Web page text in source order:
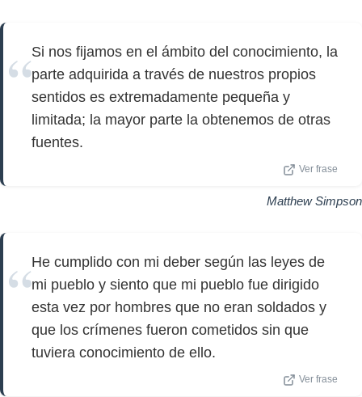
Si nos fijamos en el ámbito del conocimiento, la
parte adquirida a través de nuestros propios
sentidos es extremadamente pequeña y
limitada; la mayor parte la obtenemos de otras
fuentes.
Ver frase
Matthew Simpson
He cumplido con mi deber según las leyes de
mi pueblo y siento que mi pueblo fue dirigido
esta vez por hombres que no eran soldados y
que los crímenes fueron cometidos sin que
tuviera conocimiento de ello.
Ver frase